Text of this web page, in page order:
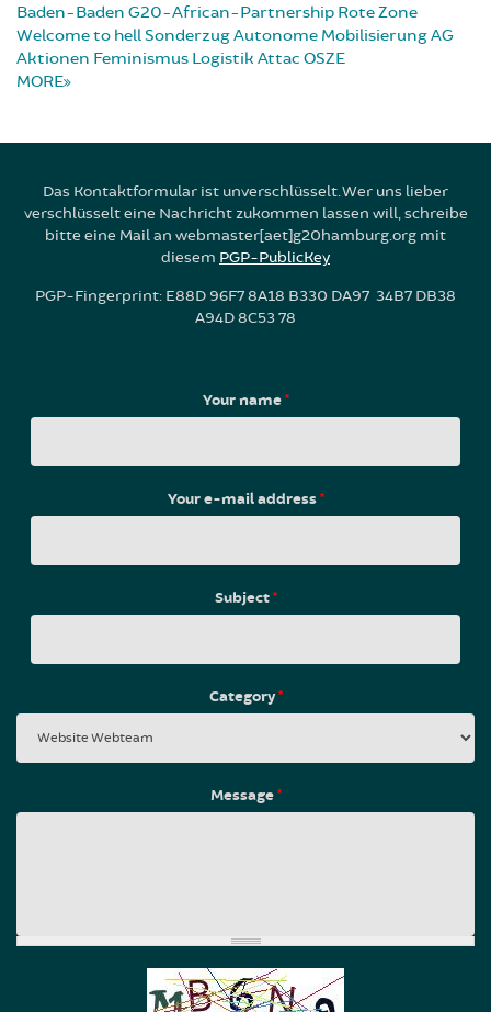
Baden-Baden G20-African-Partnership Rote Zone
Welcome to hellSonderzugAutonome MobilisierungAG
Aktionen Feminismus Logistik Attac OSZE
MORE
Das Kontaktformular ist unverschlüsselt. Wer uns lieber
verschlüsselt eine Nachricht zukommen lassen will, schreibe
bitte eine Mail an webmaster[aet]g20hamburg.org mit
diesem PGP-PublicKey
PGP-Fingerprint: E88D 96F7 8A18 B330 DA97 34B7 DB38
A94D 8C53 78
Your name*
Your e-mail address*
Subject*
Category*
Message*